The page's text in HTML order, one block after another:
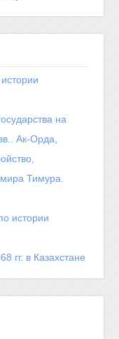
на
Ак-Орда,
Тимура.
истории
гг. в Казахстане